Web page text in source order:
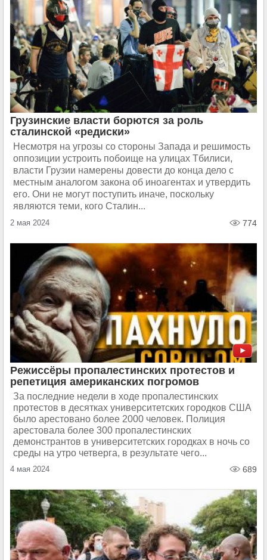
Грузинские власти борются за роль
сталинской «редиски»
Несмотря на угрозы со стороны Запада и решимость
оппозиции устроить побоище на улицах Тбилиси,
власти Грузии намерены довести до конца дело с
местным аналогом закона об иноагентах и утвердить
его. Они не могут поступить иначе, поскольку
являются теми, кого Сталин...
2 мая 2024 774
Режиссёры пропалестинских протестов и
репетиция американских погромов
За последние недели в ходе пропалестинских
протестов в десятках университетских городков США
было арестовано более 2000 человек. Полиция
арестовала более 300 пропалестинских
демонстрантов в университетских городках в ночь со
среды на утро четверга, в результате чего...
4 мая 2024 689